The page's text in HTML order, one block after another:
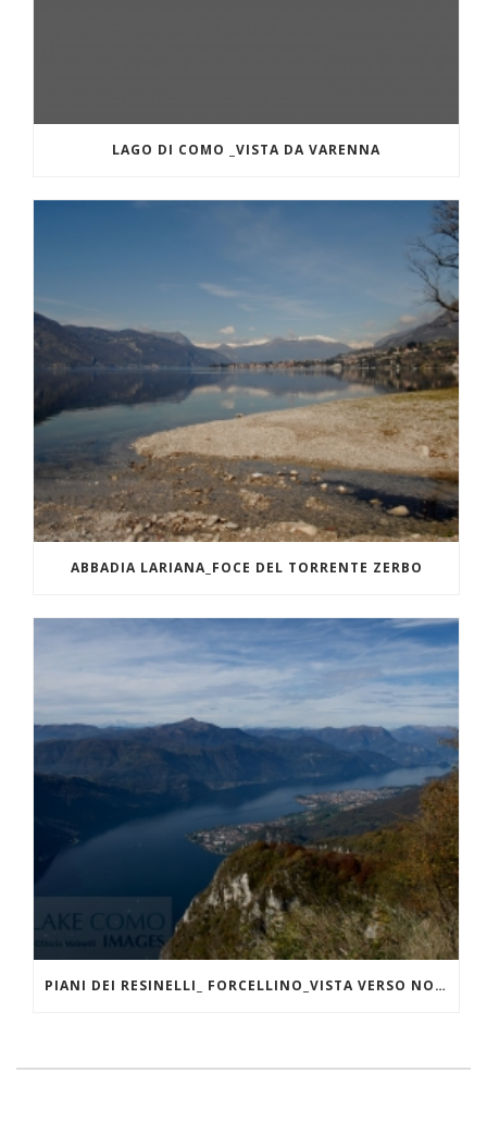
LAGO DI COMO _VISTA DA VARENNA
ABBADIA LARIANA_FOCE DEL TORRENTE ZERBO
PIANI DEI RESINELLI_ FORCELLINO_VISTA VERSO NORD